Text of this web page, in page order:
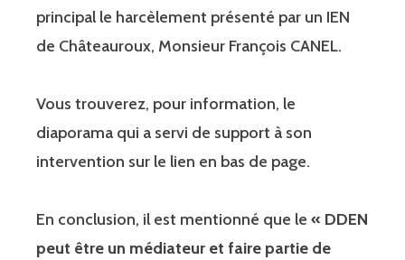
principal le harcèlement présenté par un IEN
de Châteauroux, Monsieur François CANEL.
Vous trouverez, pour information, le
diaporama qui a servi de support à son
intervention sur le lien en bas de page.
En conclusion, il est mentionné que le « DDEN
peut être un médiateur et faire partie de